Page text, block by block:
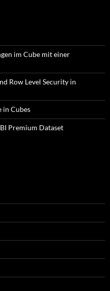
im Cube mit einer
Row Level Security in
in Cubes
Premium Dataset